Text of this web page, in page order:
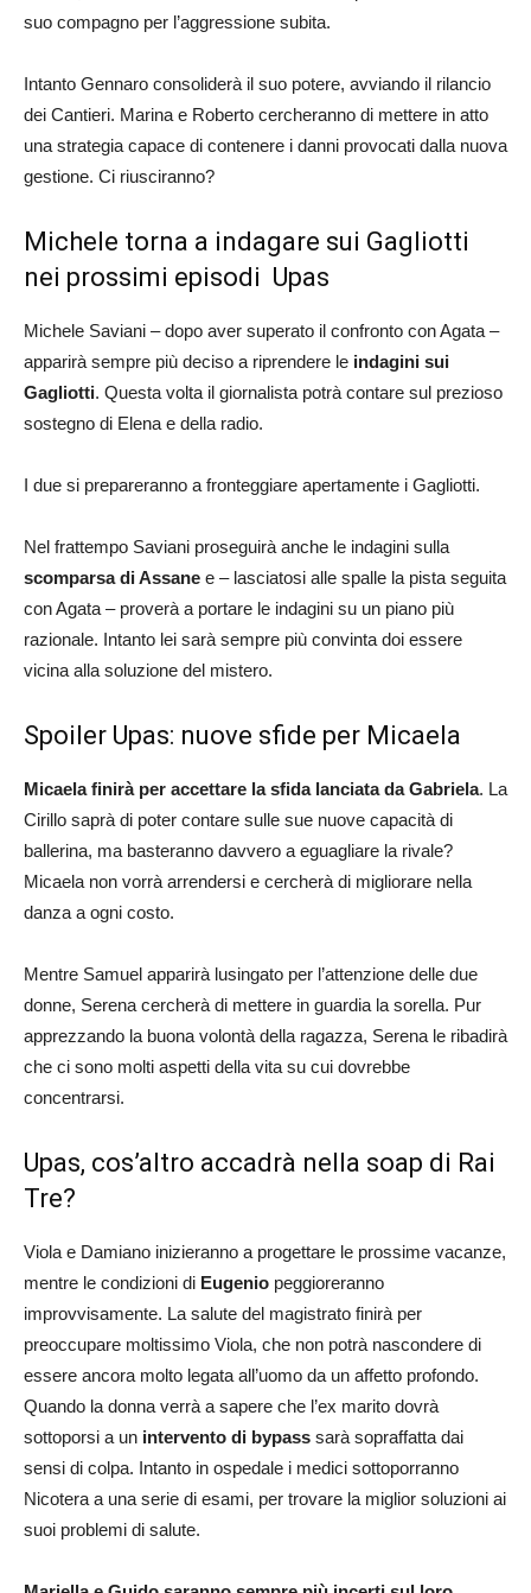
suo compagno per l’aggressione subita.
Intanto Gennaro consoliderà il suo potere, avviando il rilancio
dei Cantieri. Marina e Roberto cercheranno di mettere in atto
una strategia capace di contenere i danni provocati dalla nuova
gestione. Ci riusciranno?
Michele torna a indagare sui Gagliotti
nei prossimi episodi Upas
Michele Saviani – dopo aver superato il confronto con Agata –
apparirà sempre più deciso a riprendere le indagini sui
Gagliotti. Questa volta il giornalista potrà contare sul prezioso
sostegno di Elena e della radio.
I due si prepareranno a fronteggiare apertamente i Gagliotti.
Nel frattempo Saviani proseguirà anche le indagini sulla
scomparsa di Assane e – lasciatosi alle spalle la pista seguita
con Agata – proverà a portare le indagini su un piano più
razionale. Intanto lei sarà sempre più convinta doi essere
vicina alla soluzione del mistero.
Spoiler Upas: nuove sfide per Micaela
Micaela finirà per accettare la sfida lanciata da Gabriela. La
Cirillo saprà di poter contare sulle sue nuove capacità di
ballerina, ma basteranno davvero a eguagliare la rivale?
Micaela non vorrà arrendersi e cercherà di migliorare nella
danza a ogni costo.
Mentre Samuel apparirà lusingato per l’attenzione delle due
donne, Serena cercherà di mettere in guardia la sorella. Pur
apprezzando la buona volontà della ragazza, Serena le ribadirà
che ci sono molti aspetti della vita su cui dovrebbe
concentrarsi.
Upas, cos’altro accadrà nella soap di Rai
Tre?
Viola e Damiano inizieranno a progettare le prossime vacanze,
mentre le condizioni di Eugenio peggioreranno
improvvisamente. La salute del magistrato finirà per
preoccupare moltissimo Viola, che non potrà nascondere di
essere ancora molto legata all’uomo da un affetto profondo.
Quando la donna verrà a sapere che l’ex marito dovrà
sottoporsi a un intervento di bypass sarà sopraffatta dai
sensi di colpa. Intanto in ospedale i medici sottoporranno
Nicotera a una serie di esami, per trovare la miglior soluzioni ai
suoi problemi di salute.